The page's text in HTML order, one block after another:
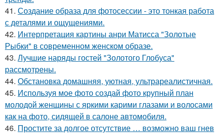
41. Создание образа для фотосессии - это тонкая работа
с деталями и ощущениями.
42. Интерпретация картины анри Матисса "Золотые
Рыбки" в современном женском образе.
43. Лучшие наряды гостей "Золотого Глобуса"
рассмотрены.
44. Обстановка домашняя, уютная, ультрареалистичная.
45. Используя мое фото создай фото крупный план
молодой женщины с яркими карими глазами и волосами
как на фото, сидящей в салоне автомобиля.
46. Простите за долгое отсутствие … возможно ваш гнев